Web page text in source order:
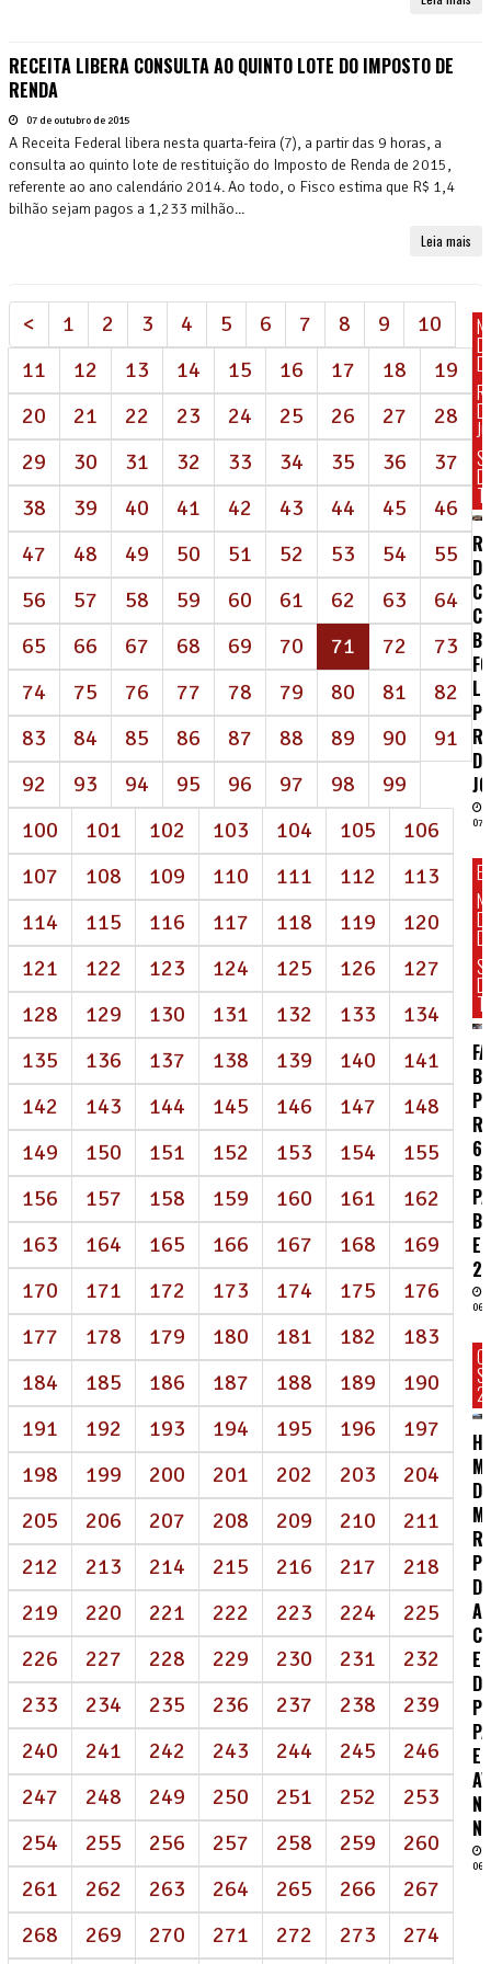
RECEITA LIBERA CONSULTA AO QUINTO LOTE DO IMPOSTO DE
RENDA
07 de outubro de 2015
A Receita Federal libera nesta quarta-feira (7), a partir das 9 horas, a
consulta ao quinto lote de restituição do Imposto de Renda de 2015,
referente ao ano calendário 2014. Ao todo, o Fisco estima que R$ 1,4
bilhão sejam pagos a 1,233 milhão...
Leia mais
< 1 2 3 4 5 6 7 8 9
10
11
12 13 14 15 16 17 18
19
20
21 22 23 24 25 26 27
28
29
30 31 32 33 34 35 36
37
38
39 40 41 42 43 44 45
46
47
48 49 50 51 52 53 54
55
56
57 58 59 60 61 62 63
64
65
66 67 68 69 70 71 (atual)
72
73
74
75 76 77 78 79 80 81
82
83
84 85 86 87 88 89 90
91
92
93 94 95 96 97 98
99
100
101 102 103 104 105
106
107
108 109 110 111 112
113
114
115 116 117 118 119
120
121
122 123 124 125 126
127
128
129 130 131 132 133
134
135
136 137 138 139 140
141
142
143 144 145 146 147
148
149
150 151 152 153 154
155
156
157 158 159 160 161
162
163
164 165 166 167 168
169
170
171 172 173 174 175
176
177
178 179 180 181 182
183
184
185 186 187 188 189
190
191
192 193 194 195 196
197
198
199 200 201 202 203
204
205
206 207 208 209 210
211
212
213 214 215 216 217
218
219
220 221 222 223 224
225
226
227 228 229 230 231
232
233
234 235 236 237 238
239
240
241 242 243 244 245
246
247
248 249 250 251 252
253
254
255 256 257 258 259
260
261
262 263 264 265 266
267
268
269 270 271 272 273
274
DE
DA
07/
06/
DE
E
06/